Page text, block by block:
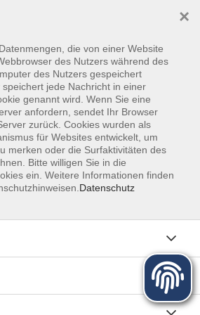
gefunden werden.
die von einer Website
des Nutzers während des
des Nutzers gespeichert
jede Nachricht in einer
genannt wird. Wenn Sie eine
anfordern, sendet Ihr Browser
zurück. Cookies wurden als
für Websites entwickelt, um
merken oder die Surfaktivitäten des
Bitte willigen Sie in die
ein. Weitere Informationen finden
Datenschutz
×